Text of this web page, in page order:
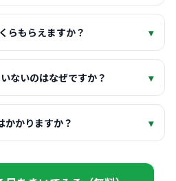
らもらえますか？ ▾
ないのはなぜですか？ ▾
かかりますか？ ▾